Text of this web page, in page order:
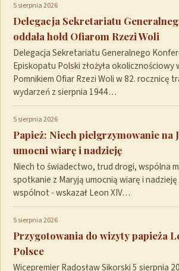
5 sierpnia 2026
Delegacja Sekretariatu
oddała hołd Ofiarom Rzezi Woli
Delegacja Sekretariatu Generalnego
Episkopatu Polski złożyła okolicznościowy
Pomnikiem Ofiar Rzezi Woli w 82. rocznicę
wydarzeń z sierpnia 1944…
5 sierpnia 2026
Papież: Niech pielgrzymowanie na
umocni wiarę i nadzieję
Niech to świadectwo, trud drogi, wspólna
spotkanie z Maryją umocnią wiarę i
wspólnot - wskazał Leon XIV…
5 sierpnia 2026
Przygotowania do wizyty papieża
Polsce
Wicepremier Radosław Sikorski 5 sierpnia